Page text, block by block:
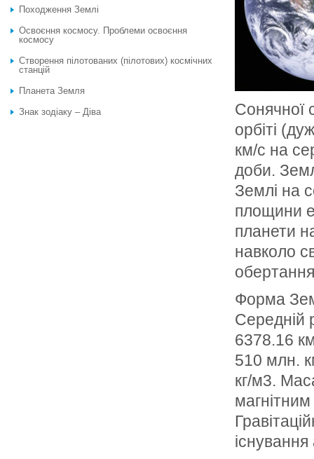
Сонячної
орбіті
км/с на
доби.
Землі на
площини
планети
навколо
Форма
Середній
6378.16
510 млн.
кг/м3.
Походження Землі
Освоєння космосу. Проблеми освоєння
космосу
Створення пілотованих (пілотових) космічних
станцій
Планета Земля
Знак зодіаку – Діва